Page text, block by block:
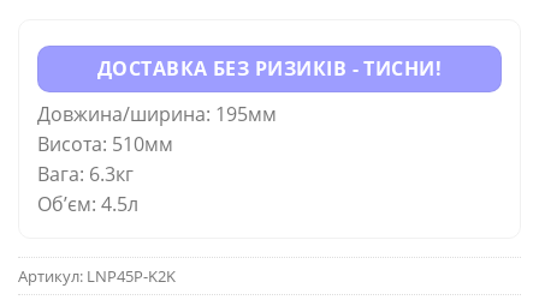
ДОСТАВКА БЕЗ РИЗИКІВ - ТИСНИ!
Довжина/ширина: 195мм
Висота: 510мм
Вага: 6.3кг
Об’єм: 4.5л
Артикул: LNP45P-K2K